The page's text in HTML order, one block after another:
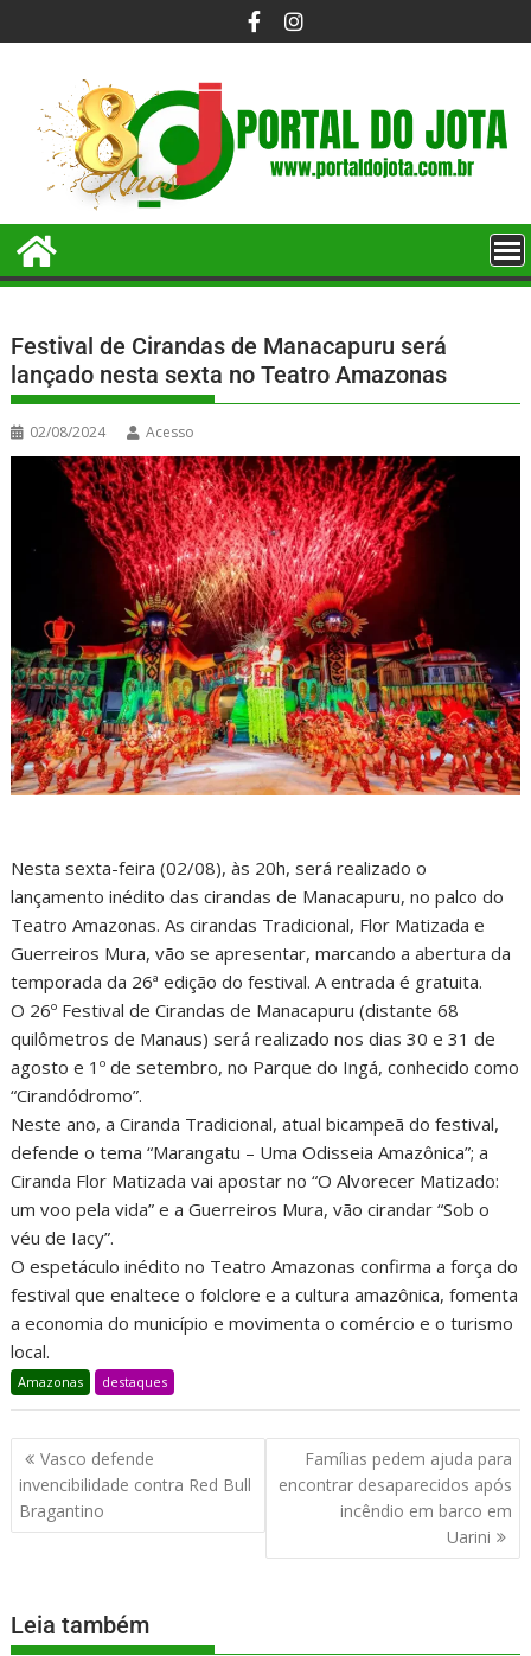
Festival de Cirandas de Manacapuru será
lançado nesta sexta no Teatro Amazonas
02/08/2024 Acesso
Nesta sexta-feira (02/08), às 20h, será realizado o
lançamento inédito das cirandas de Manacapuru, no palco do
Teatro Amazonas. As cirandas Tradicional, Flor Matizada e
Guerreiros Mura, vão se apresentar, marcando a abertura da
temporada da 26ª edição do festival. A entrada é gratuita.
O 26º Festival de Cirandas de Manacapuru (distante 68
quilômetros de Manaus) será realizado nos dias 30 e 31 de
agosto e 1º de setembro, no Parque do Ingá, conhecido como
“Cirandódromo”.
Neste ano, a Ciranda Tradicional, atual bicampeã do festival,
defende o tema “Marangatu – Uma Odisseia Amazônica”; a
Ciranda Flor Matizada vai apostar no “O Alvorecer Matizado:
um voo pela vida” e a Guerreiros Mura, vão cirandar “Sob o
véu de Iacy”.
O espetáculo inédito no Teatro Amazonas confirma a força do
festival que enaltece o folclore e a cultura amazônica, fomenta
a economia do município e movimenta o comércio e o turismo
local.
Amazonas destaques
Vasco defende
invencibilidade contra Red Bull
Bragantino
Famílias pedem ajuda para
encontrar desaparecidos após
incêndio em barco em
Uarini
Leia também